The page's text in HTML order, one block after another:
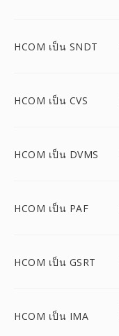
HCOM เป็น SNDT
HCOM เป็น CVS
HCOM เป็น DVMS
HCOM เป็น PAF
HCOM เป็น GSRT
HCOM เป็น IMA